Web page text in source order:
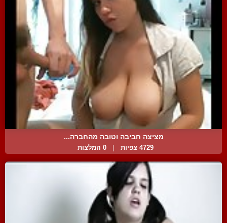
מציצה חביבה וטובה מהחברה...
4729 צפיות 0 המלצות